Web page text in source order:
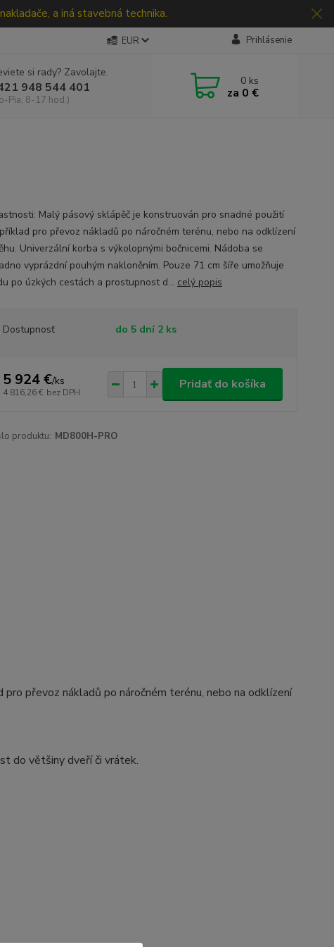
a iná stavebná technika.
EUR Prihlásenie
si rady? Zavolajte.
948 544 401
Pia, 8-17 hod.)
0 ks
za 0 €
Malý pásový sklápěč je konstruován pro snadné použití
pro převoz nákladů po náročném terénu, nebo na odklízení
Univerzální korba s výkolopnými bočnicemi. Nádoba se
vyprázdní pouhým nakloněním. Pouze 71 cm šíře umožňuje
po úzkých cestách a prostupnost d... celý popis
Dostupnosť do 5 dní 2 ks
5 924 €/ks
4 816,26 € bez DPH
Pridať do košíka
produktu: MD800H-PRO
převoz nákladů po náročném terénu, nebo na odklízení
do většiny dveří či vrátek.